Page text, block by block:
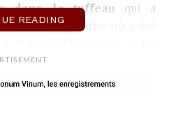
dans le tuffeau qui a
labyrinthe où a été
Arditi et on vient
pour se remettre en forme,
READING